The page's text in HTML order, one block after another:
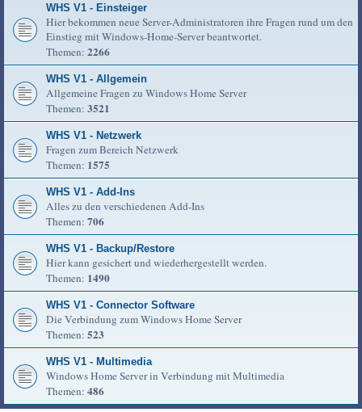
WHS V1 - Einsteiger
Hier bekommen neue Server-Administratoren ihre Fragen rund um den
Einstieg mit Windows-Home-Server beantwortet.
Themen: 2266
WHS V1 - Allgemein
Allgemeine Fragen zu Windows Home Server
Themen: 3521
WHS V1 - Netzwerk
Fragen zum Bereich Netzwerk
Themen: 1575
WHS V1 - Add-Ins
Alles zu den verschiedenen Add-Ins
Themen: 706
WHS V1 - Backup/Restore
Hier kann gesichert und wiederhergestellt werden.
Themen: 1490
WHS V1 - Connector Software
Die Verbindung zum Windows Home Server
Themen: 523
WHS V1 - Multimedia
Windows Home Server in Verbindung mit Multimedia
Themen: 486